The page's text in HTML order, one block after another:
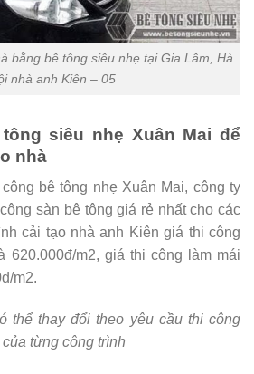
bằng bê tông siêu nhẹ tại Gia Lâm, Hà
nhà anh Kiên – 05
siêu nhẹ Xuân Mai để
nhà
bê tông nhẹ Xuân Mai, công ty
sàn bê tông giá rẻ nhất cho các
cải tạo nhà anh Kiên giá thi công
620.000đ/m2, giá thi công làm mái
m2.
thể thay đổi theo yêu cầu thi công
từng công trình